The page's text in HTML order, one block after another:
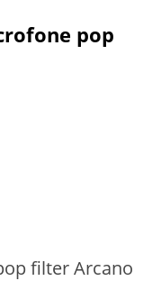
pop
filter Arcano